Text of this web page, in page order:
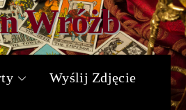
Wróżb
Wyślij Zdjęcie